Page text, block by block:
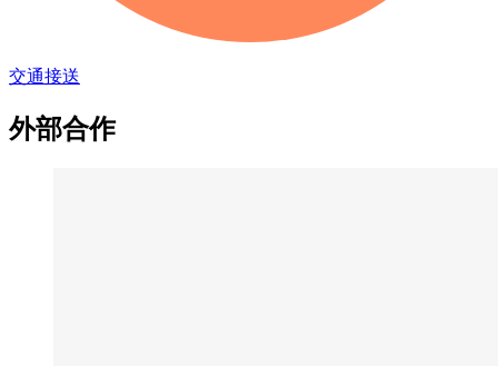
交通接送
外部合作